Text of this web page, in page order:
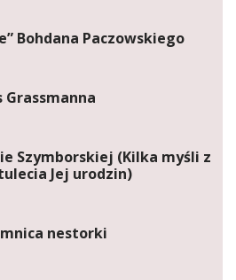
Bohdana Paczowskiego
Grassmanna
Szymborskiej (Kilka myśli z
Jej urodzin)
nestorki